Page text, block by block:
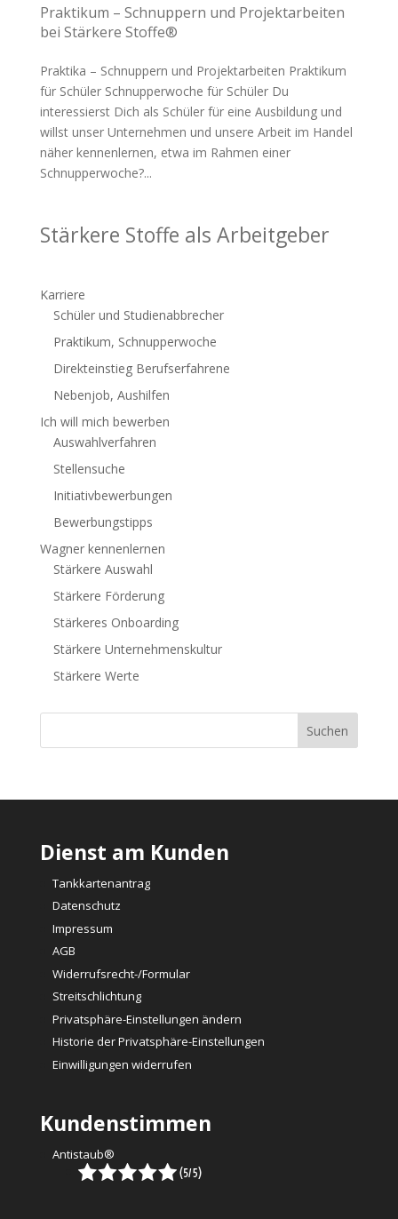
Praktikum – Schnuppern und Projektarbeiten
bei Stärkere Stoffe®
Praktika – Schnuppern und Projektarbeiten Praktikum
für Schüler Schnupperwoche für Schüler Du
interessierst Dich als Schüler für eine Ausbildung und
willst unser Unternehmen und unsere Arbeit im Handel
näher kennenlernen, etwa im Rahmen einer
Schnupperwoche?...
Stärkere Stoffe als Arbeitgeber
Karriere
Schüler und Studienabbrecher
Praktikum, Schnupperwoche
Direkteinstieg Berufserfahrene
Nebenjob, Aushilfen
Ich will mich bewerben
Auswahlverfahren
Stellensuche
Initiativbewerbungen
Bewerbungstipps
Wagner kennenlernen
Stärkere Auswahl
Stärkere Förderung
Stärkeres Onboarding
Stärkere Unternehmenskultur
Stärkere Werte
Dienst am Kunden
Tankkartenantrag
Datenschutz
Impressum
AGB
Widerrufsrecht-/Formular
Streitschlichtung
Privatsphäre-Einstellungen ändern
Historie der Privatsphäre-Einstellungen
Einwilligungen widerrufen
Kundenstimmen
Antistaub®